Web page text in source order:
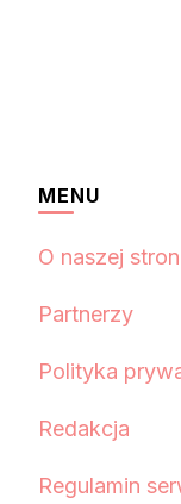
MENU
O naszej
Partnerzy
Polityka
Redakcja
Regulamin